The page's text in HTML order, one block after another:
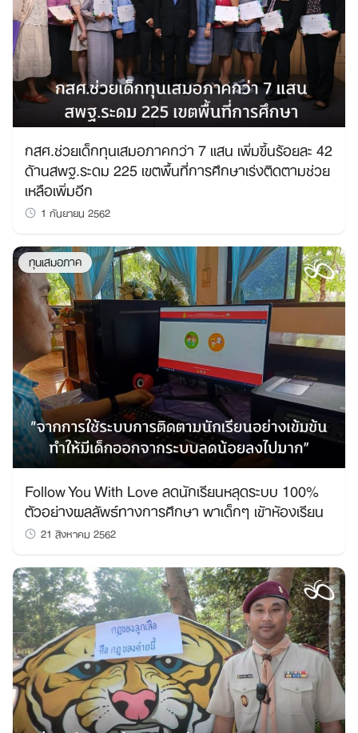
Search
for:
กสศ.ช่วยเด็กทุนเสมอภาคกว่า 7 แสน เพิ่มขึ้นร้อยละ 42
ด้านสพฐ.ระดม 225 เขตพื้นที่การศึกษาเร่งติดตามช่วย
เหลือเพิ่มอีก
1 กันยายน 2562
ทุนเสมอภาค
Follow You With Love ลดนักเรียนหลุดระบบ 100%
ตัวอย่างผลลัพธ์ทางการศึกษา พาเด็กๆ เข้าห้องเรียน
21 สิงหาคม 2562